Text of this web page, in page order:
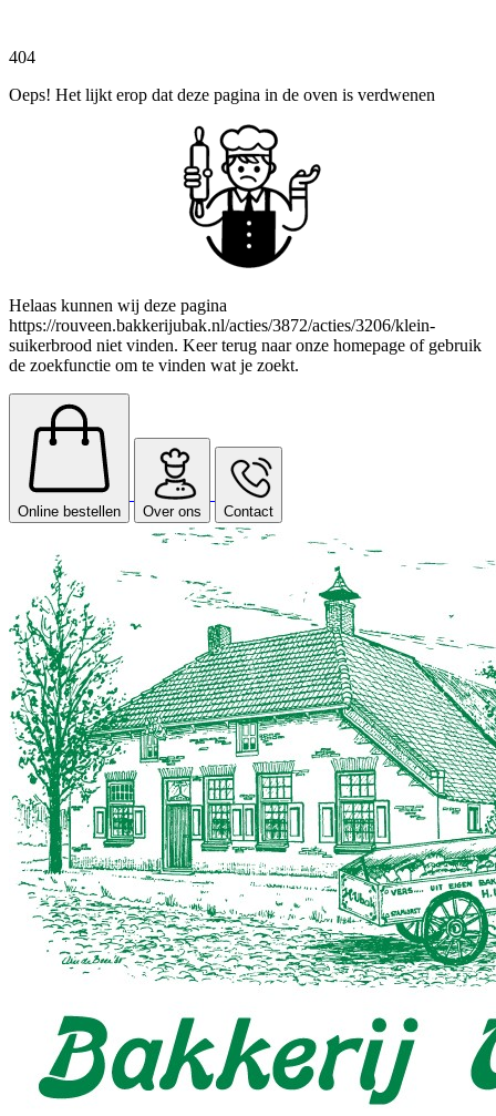
404
Oeps! Het lijkt erop dat deze pagina in de oven is verdwenen
Helaas kunnen wij deze pagina
https://rouveen.bakkerijubak.nl/acties/3872/acties/3206/klein-
suikerbrood niet vinden. Keer terug naar onze homepage of gebruik
de zoekfunctie om te vinden wat je zoekt.
Online bestellen Over ons Contact